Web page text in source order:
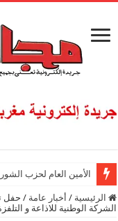
الأمين العام لحزب
الرئيسية / أخبار عامة / حفل
الشركة الوطنية للاذاعة و التلفزة